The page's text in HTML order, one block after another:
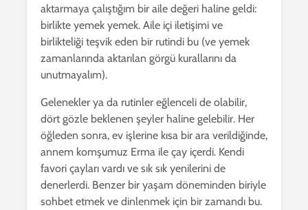
aktarmaya çalıştığım bir aile değeri haline geldi:
birlikte yemek yemek. Aile içi iletişimi ve
birlikteliği teşvik eden bir rutindi bu (ve yemek
zamanlarında aktarılan görgü kurallarını da
unutmayalım).
Gelenekler ya da rutinler eğlenceli de olabilir,
dört gözle beklenen şeyler haline gelebilir. Her
öğleden sonra, ev işlerine kısa bir ara verildiğinde,
annem komşumuz Erma ile çay içerdi. Kendi
favori çayları vardı ve sık sık yenilerini de
denerlerdi. Benzer bir yaşam döneminden biriyle
sohbet etmek ve dinlenmek için bir zamandı bu.